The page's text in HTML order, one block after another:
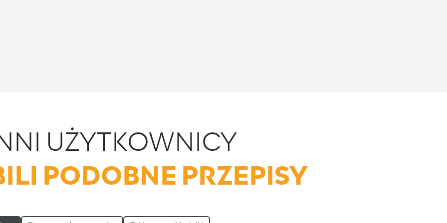
UŻYTKOWNICY
PODOBNE PRZEPISY